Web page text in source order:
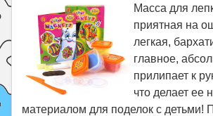
Масса для
приятная на
легкая,
главное,
прилипает к
что делает ее
материалом для поделок с детьми!